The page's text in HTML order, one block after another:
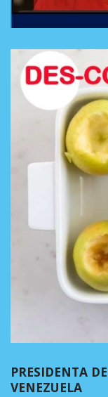
PRESIDENTA
VENEZUELA